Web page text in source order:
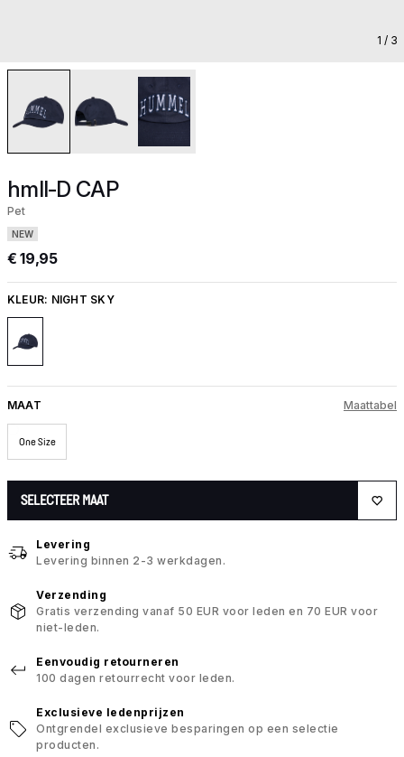
1 / 3
hmlI-D CAP
Pet
NEW
€ 19,95
KLEUR: NIGHT SKY
MAAT Maattabel
One Size
SELECTEER MAAT
Levering
Levering binnen 2-3 werkdagen.
Verzending
Gratis verzending vanaf 50 EUR voor leden en 70 EUR voor
niet-leden.
Eenvoudig retourneren
100 dagen retourrecht voor leden.
Exclusieve ledenprijzen
Ontgrendel exclusieve besparingen op een selectie
producten.